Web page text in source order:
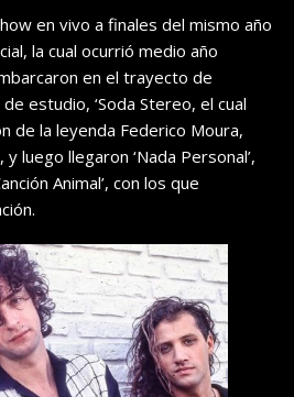
en vivo a finales del mismo año
la cual ocurrió medio año
en el trayecto de
estudio, ‘Soda Stereo, el cual
de la leyenda Federico Moura,
luego llegaron ‘Nada Personal’,
Animal’, con los que